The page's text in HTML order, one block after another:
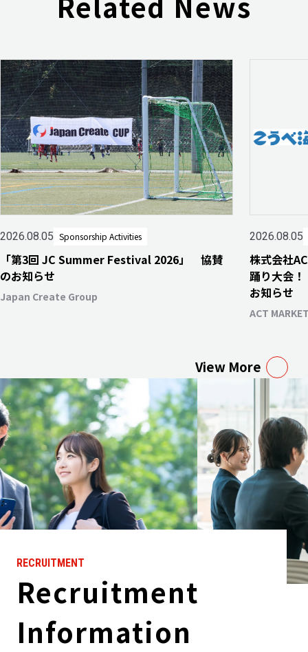
2026.08.05 Sponsorship Activities
「第3回 JC Summer Festival 2026」 協賛
のお知らせ
Japan Create Group
2026.08.05
株式会社
踊り大会
お知らせ
ACT
View More
RECRUITMENT
Recruitment
Information